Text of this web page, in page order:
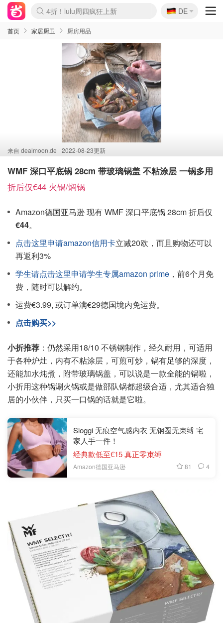
Boticinal 夏促开抢！
4折！lulu周四疯狂上新
还没结束！&OtherStories大促
Joybuy变相75折 随时失效
速领！Stanley独家85折
疑似霸哥！Camper额外叠85折
Zalando 奥莱闪促！每日更新
Moncler反季囤！5折起+叠9折
Coach Brooklyn仅€192
🇩🇪
DE
首页 家居厨卫 厨房用品
来自 dealmoon.de 2022-08-23更新
WMF 深口平底锅 28cm 带玻璃锅盖 不粘涂层 一锅多用
折后仅€44 火锅/焖锅
Amazon德国亚马逊 现有 WMF 深口平底锅 28cm 折后仅
€44。
点击这里申请amazon信用卡立减20欧，而且购物还可以
再返利3%
学生请点击这里申请学生专属amazon prime ，前6个月免
费，随时可以解约。
运费€3.99, 或订单满€29德国境内免运费。
点击购买>>
小折推荐 ：仍然采用18/10 不锈钢制作，经久耐用，可适用
于各种炉灶，内有不粘涂层，可煎可炒，锅有足够的深度，
还能加水炖煮，附带玻璃锅盖，可以说是一款全能的锅啦，
小折用这种锅涮火锅或是做部队锅都超级合适，尤其适合独
居的小伙伴，只买一口锅的话就是它啦。
Sloggi 无痕空气感内衣 无钢圈无束缚 宅
家人手一件！
经典款低至€15 真正零束缚
Amazon德国亚马逊 81 4